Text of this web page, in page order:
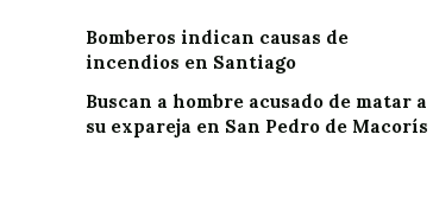
Bomberos indican causas de
incendios en Santiago
Buscan a hombre acusado de matar a
su expareja en San Pedro de Macorís